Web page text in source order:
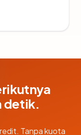
detik.
Tanpa kuota